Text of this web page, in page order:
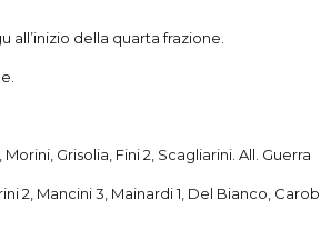
all’inizio della quarta frazione.
Grisolia, Fini 2, Scagliarini. All. Guerra
2, Mancini 3, Mainardi 1, Del Bianco,